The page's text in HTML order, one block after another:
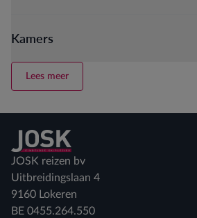
Kamers
Lees meer
Terug naar home
JOSK reizen bv
Uitbreidingslaan 4
9160 Lokeren
BE 0455.264.550